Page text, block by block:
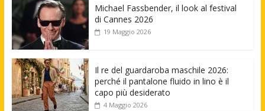
Michael Fassbender, il look al festival
di Cannes 2026
19 Maggio 2026
Il re del guardaroba maschile 2026:
perché il pantalone fluido in lino è il
capo più desiderato
4 Maggio 2026